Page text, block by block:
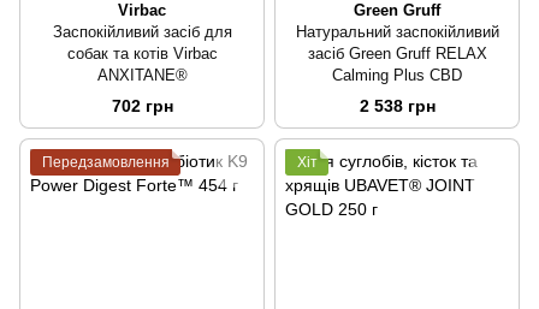
Virbac
Заспокійливий засіб для
собак та котів Virbac
ANXITANE®
702 грн
Green Gruff
Натуральний заспокійливий
засіб Green Gruff RELAX
Calming Plus CBD
2 538 грн
Передзамовлення Хіт